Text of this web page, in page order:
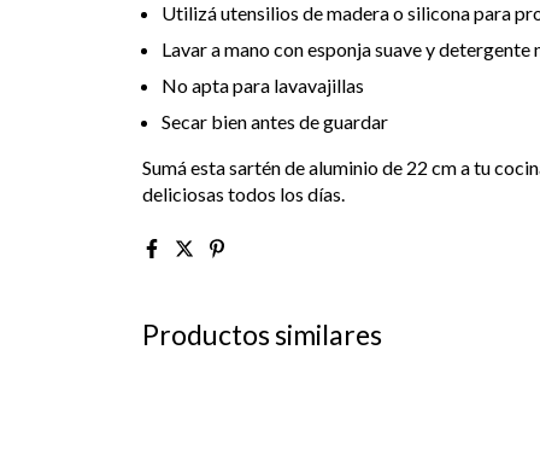
Utilizá utensilios de madera o silicona para
Lavar a mano con esponja suave y detergente
No apta para lavavajillas
Secar bien antes de guardar
Sumá esta sartén de aluminio de 22 cm a tu
deliciosas todos los días.
Productos similares